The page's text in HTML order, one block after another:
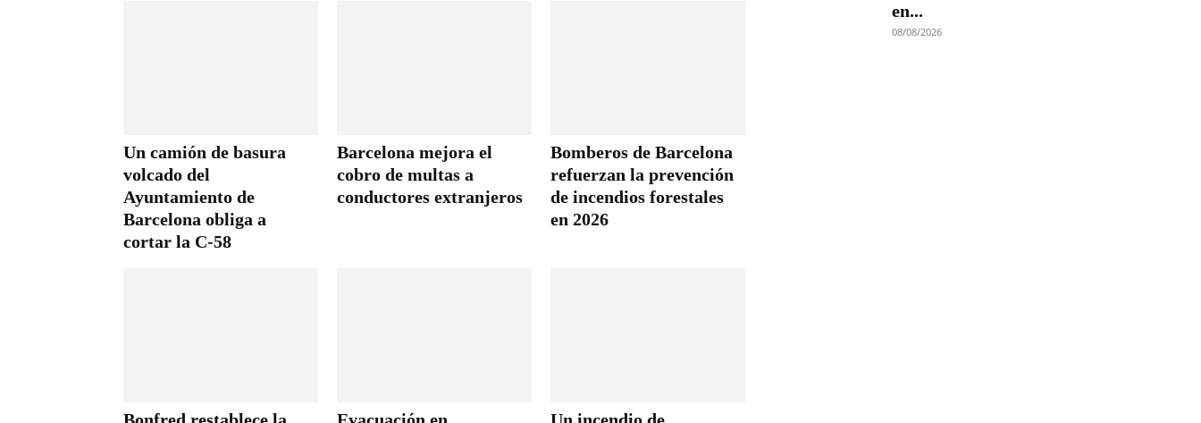
Un camión de basura
volcado del
Ayuntamiento de
Barcelona obliga a
cortar la C-58
Barcelona mejora el
cobro de multas a
conductores extranjeros
Bomberos de Barcelona
refuerzan la prevención
de incendios forestales
en 2026
en...
08/08/2026